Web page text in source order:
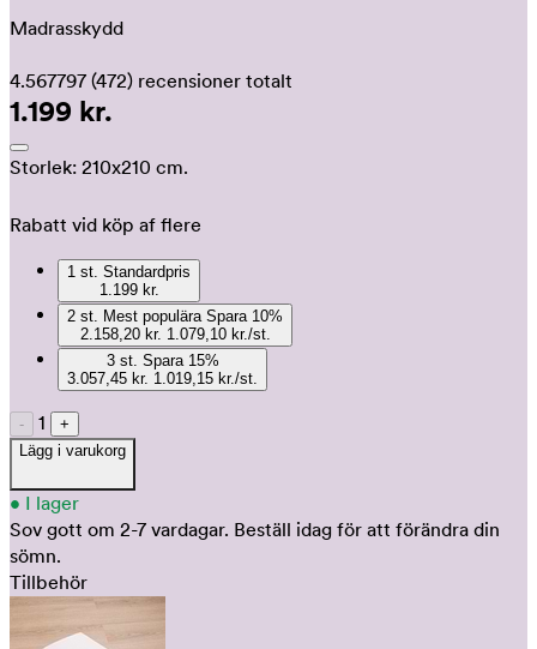
Madrasskydd
4.567797 (472) recensioner totalt
1.199 kr.
Storlek: 210x210 cm.
Rabatt vid köp af flere
1 st. Standardpris
1.199 kr.
2 st. Mest populära Spara 10%
2.158,20 kr.
1.079,10 kr./st.
3 st. Spara 15%
3.057,45 kr.
1.019,15 kr./st.
- 1
+
Lägg i varukorg
• I lager
Sov gott om 2-7 vardagar. Beställ idag för att förändra din
sömn.
Tillbehör